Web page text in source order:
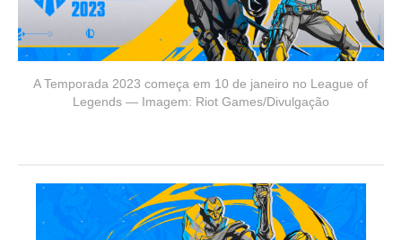
A Temporada 2023 começa em 10 de janeiro no League of
Legends — Imagem: Riot Games/Divulgação